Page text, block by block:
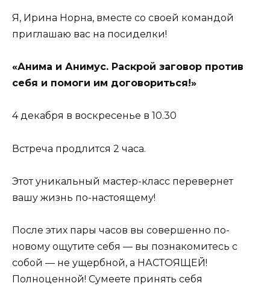
Я, Ирина Норна, вместе со своей командой
приглашаю вас на посиделки!
«Анима и Анимус. Раскрой заговор против
себя и помоги им договориться!»
4 декабря в воскресенье в 10.30
Встреча продлится 2 часа.
Этот уникальный мастер-класс перевернет
вашу жизнь по-настоящему!
После этих пары часов вы совершенно по-
новому ощутите себя — вы познакомитесь с
собой — не ущербной, а НАСТОЯЩЕЙ!
Полноценной! Сумеете принять себя